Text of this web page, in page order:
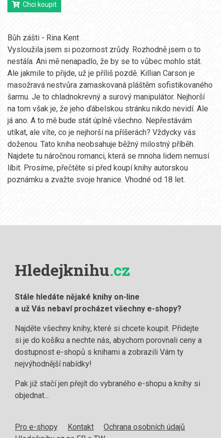
Chci koupit
Bůh zášti - Rina Kent
Vysloužila jsem si pozornost zrůdy. Rozhodně jsem o to
nestála. Ani mě nenapadlo, že by se to vůbec mohlo stát.
Ale jakmile to přijde, už je příliš pozdě. Killian Carson je
masožravá nestvůra zamaskovaná pláštěm sofistikovaného
šarmu. Je to chladnokrevný a surový manipulátor. Nejhorší
na tom však je, že jeho ďábelskou stránku nikdo nevidí. Ale
já ano. A to mě bude stát úplně všechno. Nepřestávám
utíkat, ale víte, co je nejhorší na příšerách? Vždycky vás
doženou. Tato kniha neobsahuje běžný milostný příběh.
Najdete tu náročnou romanci, která se mnoha lidem nemusí
líbit. Prosíme, přečtěte si před koupí knihy autorskou
poznámku a zvažte svoje hranice. Vhodné od 18 let.
Hledejknihu.cz
Stále hledáte nějaké knihy on-line
a už Vás nebaví procházet všechny e-shopy?
Najděte všechny knihy, které si chcete koupit. Přidejte
si je do košíku a nechte nás, abychom porovnali ceny a
dostupnost e-shopů s knihami a zobrazili Vám ty
nejvýhodnější nabídky!
Pak již stačí jen přejít do vybraného e-shopu a knihy si
objednat...
Pro e-shopy Kontakt
Ochrana osobních údajů